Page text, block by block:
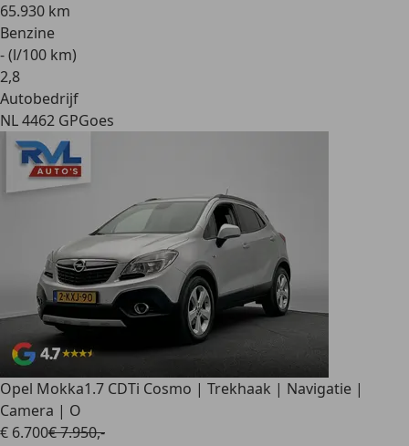
65.930 km
Benzine
- (l/100 km)
2,8
Autobedrijf
NL 4462 GPGoes
Opel Mokka1.7 CDTi Cosmo | Trekhaak | Navigatie |
Camera | O
€ 6.700€ 7.950,-